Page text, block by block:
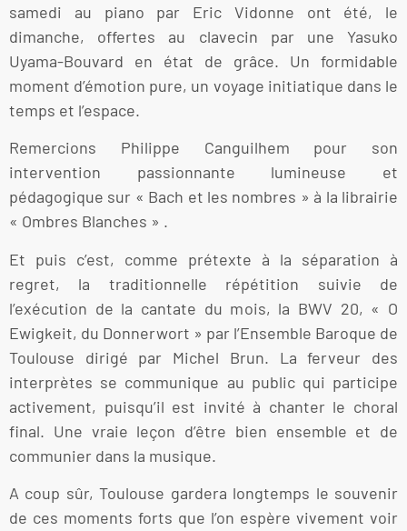
samedi au piano par Eric Vidonne ont été, le
dimanche, offertes au clavecin par une Yasuko
Uyama-Bouvard en état de grâce. Un formidable
moment d’émotion pure, un voyage initiatique dans le
temps et l’espace.
Remercions Philippe Canguilhem pour son
intervention passionnante lumineuse et
pédagogique sur « Bach et les nombres » à la librairie
« Ombres Blanches » .
Et puis c’est, comme prétexte à la séparation à
regret, la traditionnelle répétition suivie de
l’exécution de la cantate du mois, la BWV 20, « O
Ewigkeit, du Donnerwort » par l’Ensemble Baroque de
Toulouse dirigé par Michel Brun. La ferveur des
interprètes se communique au public qui participe
activement, puisqu’il est invité à chanter le choral
final. Une vraie leçon d’être bien ensemble et de
communier dans la musique.
A coup sûr, Toulouse gardera longtemps le souvenir
de ces moments forts que l’on espère vivement voir